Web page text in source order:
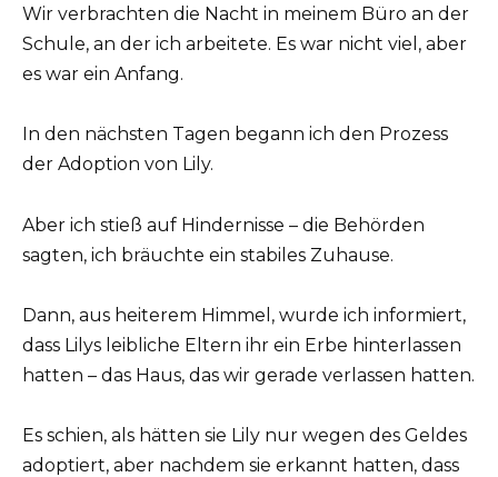
Wir verbrachten die Nacht in meinem Büro an der
Schule, an der ich arbeitete. Es war nicht viel, aber
es war ein Anfang.
In den nächsten Tagen begann ich den Prozess
der Adoption von Lily.
Aber ich stieß auf Hindernisse – die Behörden
sagten, ich bräuchte ein stabiles Zuhause.
Dann, aus heiterem Himmel, wurde ich informiert,
dass Lilys leibliche Eltern ihr ein Erbe hinterlassen
hatten – das Haus, das wir gerade verlassen hatten.
Es schien, als hätten sie Lily nur wegen des Geldes
adoptiert, aber nachdem sie erkannt hatten, dass